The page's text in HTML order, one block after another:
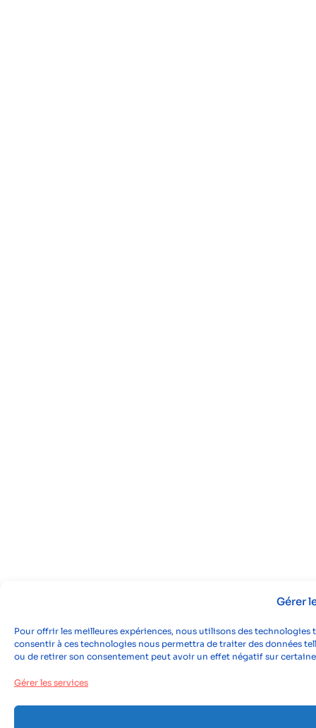
Gérer
Pour offrir les meilleures expériences, nous utilisons des
consentir à ces technologies nous permettra de traiter des données
ou de retirer son consentement peut avoir un effet négatif sur
Gérer les services